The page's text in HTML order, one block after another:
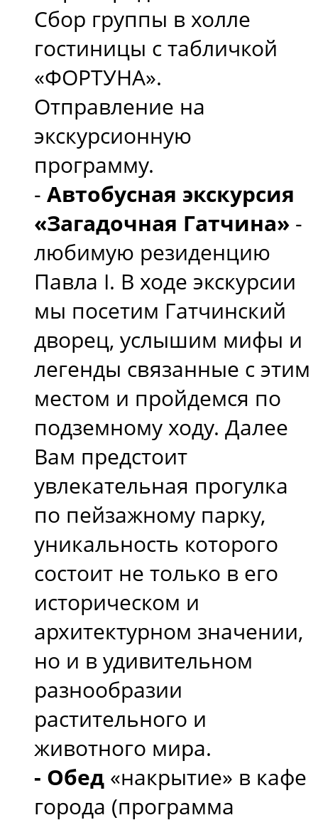
Сбор группы в холле
гостиницы с табличкой
«ФОРТУНА».
Отправление на
экскурсионную
программу.
- Автобусная экскурсия
«Загадочная Гатчина» -
любимую резиденцию
Павла I. В ходе экскурсии
мы посетим Гатчинский
дворец, услышим мифы и
легенды связанные с этим
местом и пройдемся по
подземному ходу. Далее
Вам предстоит
увлекательная прогулка
по пейзажному парку,
уникальность которого
состоит не только в его
историческом и
архитектурном значении,
но и в удивительном
разнообразии
растительного и
животного мира.
- Обед «накрытие» в кафе
города (программа